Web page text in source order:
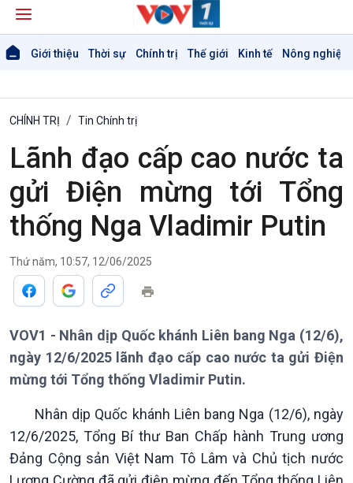
Giới thiệu Thời sự Chính trị Thế giới Kinh tế Nông nghiệp
Giới thiệu
Thời sự 21h30
Bản tin
Chuyên mục
CHÍNH TRỊ Tin Chính trị
Lãnh đạo cấp cao nước ta
gửi Điện mừng tới Tổng
thống Nga Vladimir Putin
Thứ năm, 10:57, 12/06/2025
VOV1 - Nhân dịp Quốc khánh Liên bang Nga (12/6),
ngày 12/6/2025 lãnh đạo cấp cao nước ta gửi Điện
mừng tới Tổng thống Vladimir Putin.
Nhân dịp Quốc khánh Liên bang Nga (12/6), ngày
12/6/2025, Tổng Bí thư Ban Chấp hành Trung ương
Đảng Cộng sản Việt Nam Tô Lâm và Chủ tịch nước